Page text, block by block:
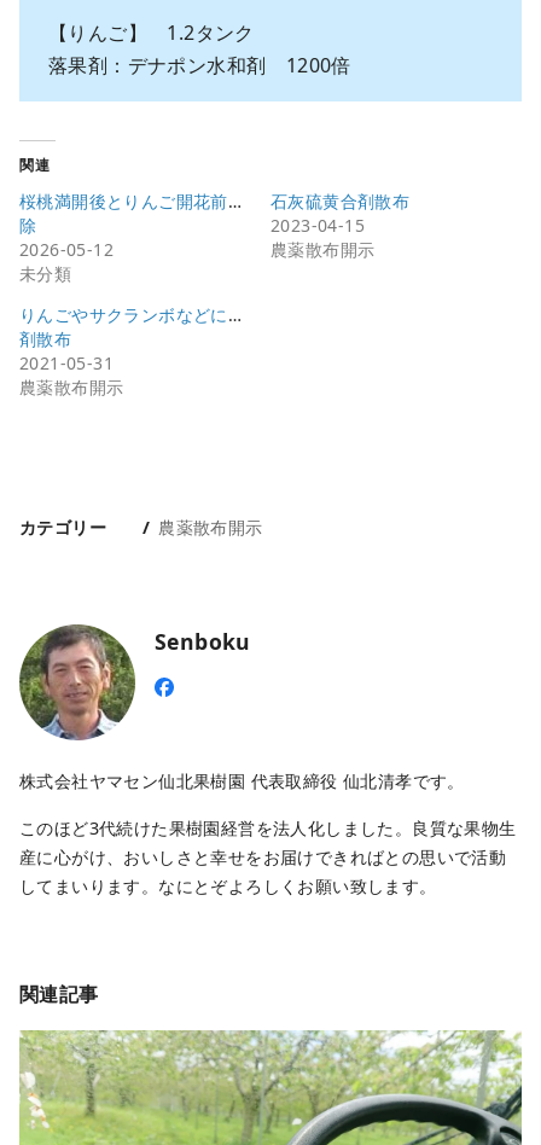
【りんご】 1.2タンク
落果剤：デナポン水和剤 1200倍
関連
桜桃満開後とりんご開花前防
除
2026-05-12
未分類
石灰硫黄合剤散布
2023-04-15
農薬散布開示
りんごやサクランボなどに薬
剤散布
2021-05-31
農薬散布開示
カテゴリー 農薬散布開示
Senboku
株式会社ヤマセン仙北果樹園 代表取締役 仙北清孝です。
このほど3代続けた果樹園経営を法人化しました。良質な果物生
産に心がけ、おいしさと幸せをお届けできればとの思いで活動
してまいります。なにとぞよろしくお願い致します。
関連記事